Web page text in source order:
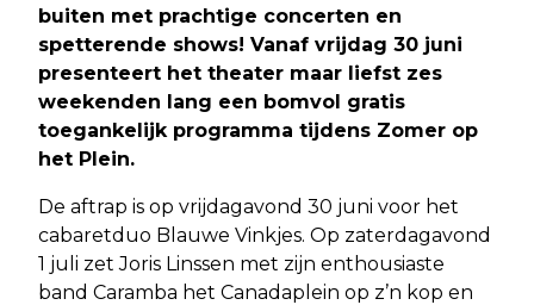
buiten met prachtige concerten en
spetterende shows! Vanaf vrijdag 30 juni
presenteert het theater maar liefst zes
weekenden lang een bomvol gratis
toegankelijk programma tijdens Zomer op
het Plein.
De aftrap is op vrijdagavond 30 juni voor het
cabaretduo Blauwe Vinkjes. Op zaterdagavond
1 juli zet Joris Linssen met zijn enthousiaste
band Caramba het Canadaplein op z’n kop en